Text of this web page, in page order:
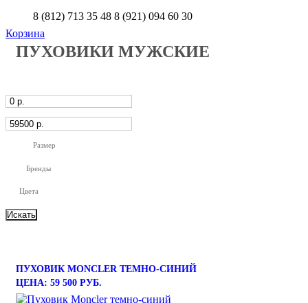
8 (812) 713 35 48 8 (921) 094 60 30
Корзина
ПУХОВИКИ МУЖСКИЕ
Размер
Бренды
Цвета
ПУХОВИК MONCLER ТЕМНО-СИНИЙ
ЦЕНА: 59 500 РУБ.